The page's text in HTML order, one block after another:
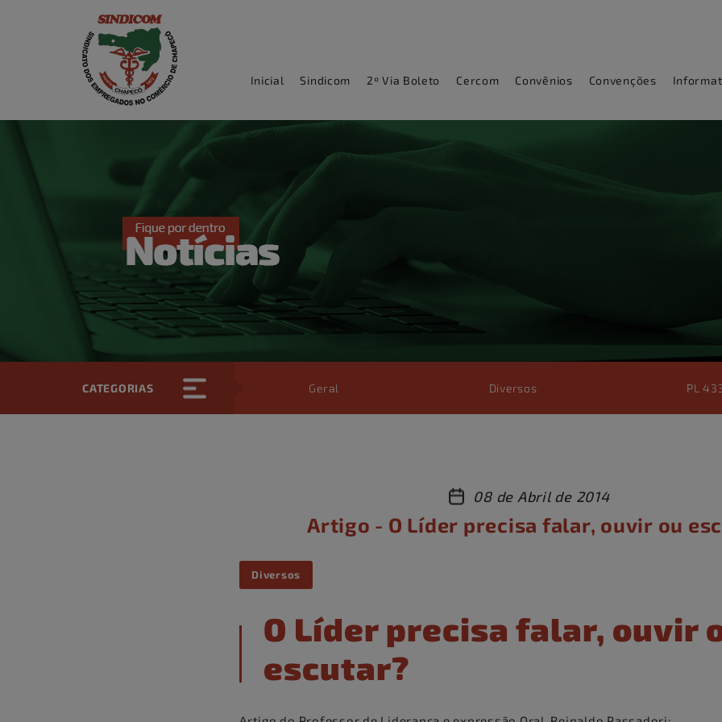
Inicial Sindicom 2º Via Boleto Cercom Convênios Convenções
CATEGORIAS Geral Diversos PL
08 de Abril de 2014
Artigo - O Líder precisa falar, ouvir ou
Diversos
O Líder precisa falar, ouvir
escutar?